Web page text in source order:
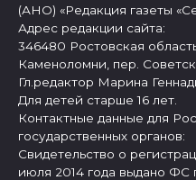
(АНО) «Редакция газеты
Адрес редакции сайта:
346480 Ростовская
Каменоломни, пер.
Гл.редактор Марина
Для детей старше 16 лет.
Контактные данные для
государственных органов:
Свидетельство о
июля 2014 года выдано ФС